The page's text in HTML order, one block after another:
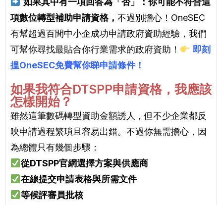
項數位轉型補助申請資格， 不過別擔心！OneSEC
有幫超過百間中小企成功申請政府資助經驗， 我們
可幫你尋找最貼合你行業需求的政府資助！
即刻
搵OneSEC免費幫你睇申請條件！
如果我符合DTSPP申請資格，我應該
怎樣開始？
雖然這筆數碼轉型資助金額誘人，但不少企業都反
映申請過程繁瑣且容易出錯。不過你無需擔心，因
為總體只有幾個步驟：
從DTSPP官網選擇方案與供應商
在線提交申請表格與所需文件
等候評審員批核